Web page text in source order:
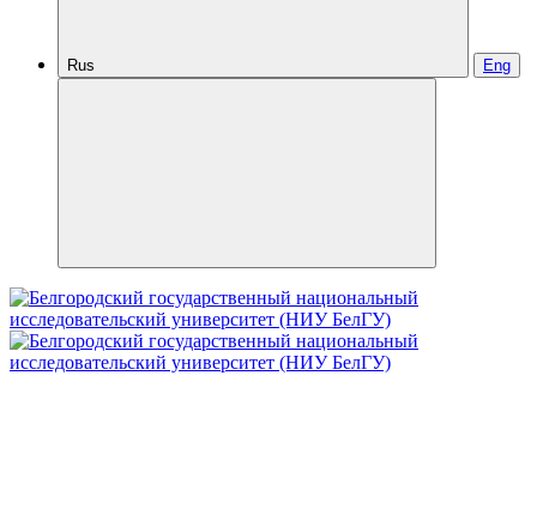
Rus Eng